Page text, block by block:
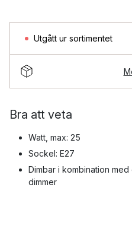
Utgått ur sortimentet
Bra att veta
Watt, max: 25
Sockel: E27
Dimbar i kombination
dimmer